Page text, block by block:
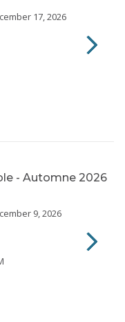
17, 2026
- Automne 2026
9, 2026